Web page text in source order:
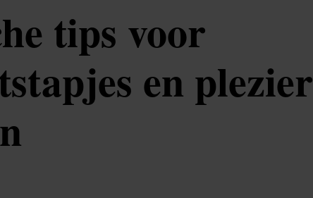
tips voor
en plezier